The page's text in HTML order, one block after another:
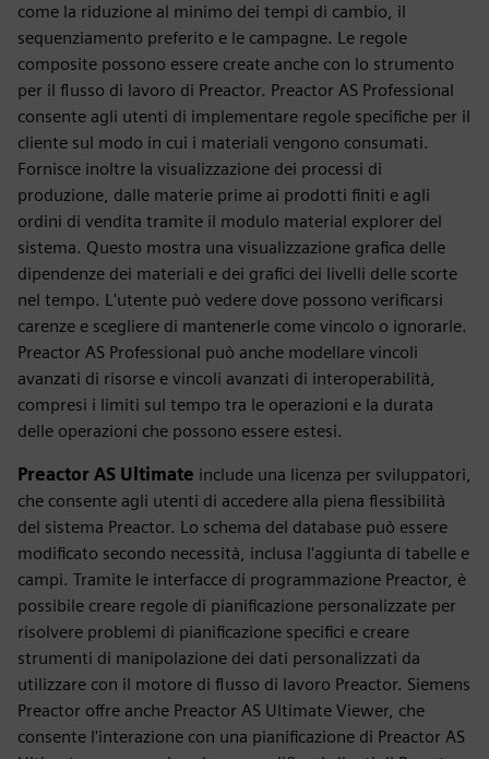
come la riduzione al minimo dei tempi di cambio, il
sequenziamento preferito e le campagne. Le regole
composite possono essere create anche con lo strumento
per il flusso di lavoro di Preactor. Preactor AS Professional
consente agli utenti di implementare regole specifiche per il
cliente sul modo in cui i materiali vengono consumati.
Fornisce inoltre la visualizzazione dei processi di
produzione, dalle materie prime ai prodotti finiti e agli
ordini di vendita tramite il modulo material explorer del
sistema. Questo mostra una visualizzazione grafica delle
dipendenze dei materiali e dei grafici dei livelli delle scorte
nel tempo. L'utente può vedere dove possono verificarsi
carenze e scegliere di mantenerle come vincolo o ignorarle.
Preactor AS Professional può anche modellare vincoli
avanzati di risorse e vincoli avanzati di interoperabilità,
compresi i limiti sul tempo tra le operazioni e la durata
delle operazioni che possono essere estesi.
Preactor AS Ultimate include una licenza per sviluppatori,
che consente agli utenti di accedere alla piena flessibilità
del sistema Preactor. Lo schema del database può essere
modificato secondo necessità, inclusa l'aggiunta di tabelle e
campi. Tramite le interfacce di programmazione Preactor, è
possibile creare regole di pianificazione personalizzate per
risolvere problemi di pianificazione specifici e creare
strumenti di manipolazione dei dati personalizzati da
utilizzare con il motore di flusso di lavoro Preactor. Siemens
Preactor offre anche Preactor AS Ultimate Viewer, che
consente l'interazione con una pianificazione di Preactor AS